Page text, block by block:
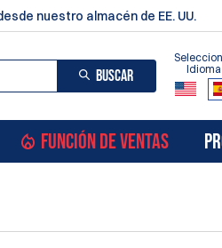
nuestro almacén de EE. UU.
BUSCAR
Idioma
FUNCIÓN DE VENTAS